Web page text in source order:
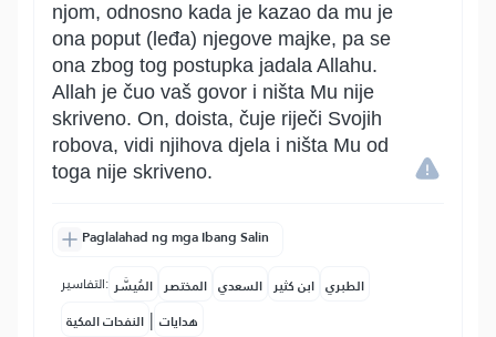
njom, odnosno kada je kazao da mu je
ona poput (leđa) njegove majke, pa se
ona zbog tog postupka jadala Allahu.
Allah je čuo vaš govor i ništa Mu nije
skriveno. On, doista, čuje riječi Svojih
robova, vidi njihova djela i ništa Mu od
toga nije skriveno.
Paglalahad ng mga Ibang Salin
التفاسير: المُيسَّر المختصر السعدي ابن كثير الطبري
النفحات المكية | هدايات